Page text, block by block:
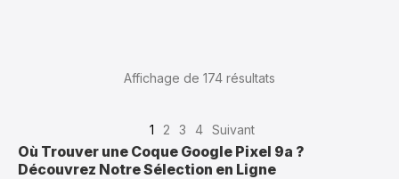
Affichage de 174 résultats
1 2 3 4 Suivant
Où Trouver une Coque Google Pixel 9a ?
Découvrez Notre Sélection en Ligne